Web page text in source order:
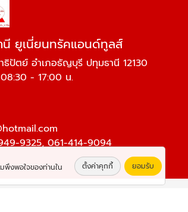
นี ยูเนี่ยนทรัคแอนด์ทูลส์
ปัตย์ อำเภอธัญบุรี ปทุมธานี 12130
- 17:00 น.
9325,061-414-9094
พึงพอใจของท่านใน
ตั้งค่าคุกกี้ ยอมรับ